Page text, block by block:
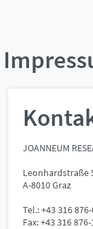
JOANNEUM
Leonhardstraße
A-8010 Graz
Tel.: +43 316
Fax: +43 316